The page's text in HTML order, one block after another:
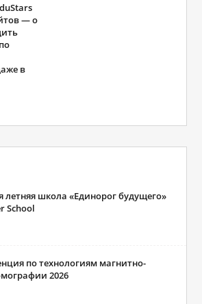
― о
в
школа «Единорог будущего»
School
по технологиям магнитно-
2026